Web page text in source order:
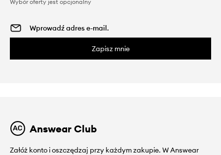
Wybór oferty jest opcjonalny
Zapisz mnie
Answear Club
Załóż konto i oszczędzaj przy każdym zakupie. W Answear